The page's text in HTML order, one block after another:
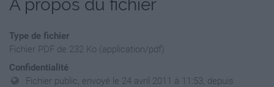
À propos du fichier
Type de fichier
Fichier PDF de 232 Ko (application/pdf)
Confidentialité
Fichier public, envoyé le 24 avril 2011 à 11:53, depuis